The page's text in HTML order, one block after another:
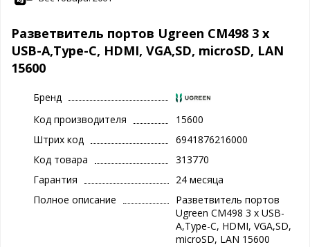
Разветвитель портов Ugreen CM498 3 x
USB-A,Type-C, HDMI, VGA,SD, microSD, LAN
15600
Бренд
Код производителя
15600
Штрих код
6941876216000
Код товара
313770
Гарантия
24 месяца
Полное описание
Разветвитель портов
Ugreen CM498 3 x USB-
A,Type-C, HDMI, VGA,SD,
microSD, LAN 15600